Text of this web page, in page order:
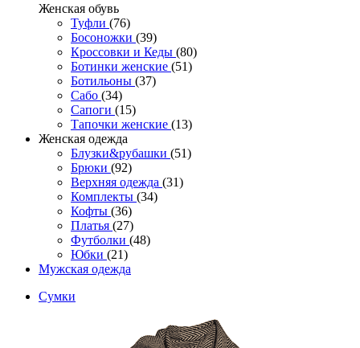
Женcкая обувь
Туфли (76)
Босоножки (39)
Кроссовки и Кеды (80)
Ботинки женские (51)
Ботильоны (37)
Сабо (34)
Сапоги (15)
Тапочки женские (13)
Женская одежда
Блузки&рубашки (51)
Брюки (92)
Верхняя одежда (31)
Комплекты (34)
Кофты (36)
Платья (27)
Футболки (48)
Юбки (21)
Мужская одежда
Сумки